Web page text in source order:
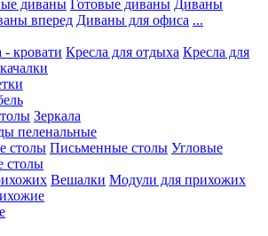
диваны Готовые диваны Диваны
вперед Диваны для офиса ...
- кровати Кресла для отдыха Кресла для
Зеркала
пеленальные
столы Письменные столы Угловые
столы
Вешалки Модули для прихожих